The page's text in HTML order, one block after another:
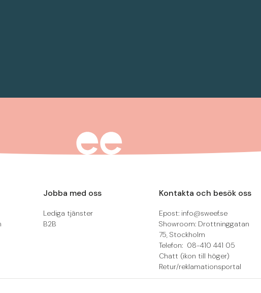
Jobba med oss
Lediga tjänster
B2B
Kontakta och besök oss
Epost: info@sweef.se
Showroom: Drottninggatan
75, Stockholm
Telefon: 08-410 441 05
Chatt (ikon till höger)
Retur/reklamationsportal